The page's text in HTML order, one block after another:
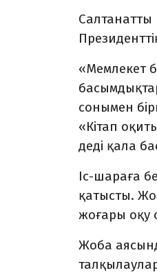
Салтанатты
«Мемлекет
сонымен
«Кітап
деді қала
Іс-шараға
қатысты.
жоғары оқу
Жоба